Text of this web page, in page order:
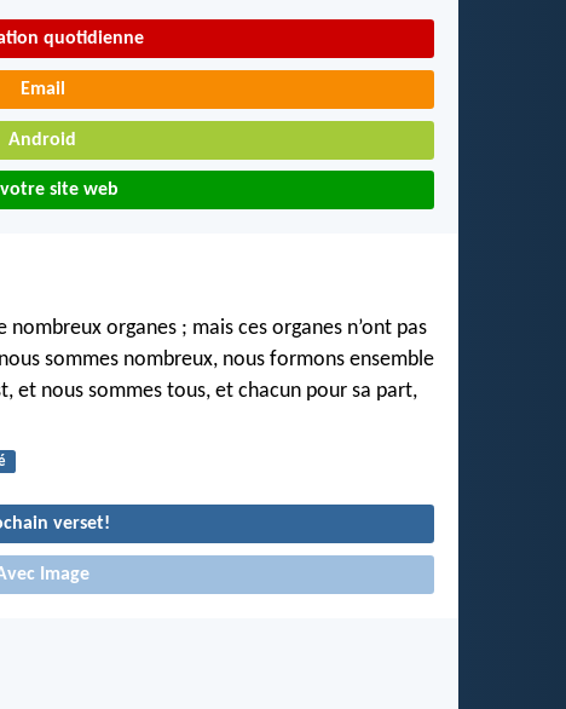
quotidienne
Email
Android
site web
nombreux organes ; mais ces organes n’ont pas
sommes nombreux, nous formons ensemble
et nous sommes tous, et chacun pour sa part,
verset!
Image